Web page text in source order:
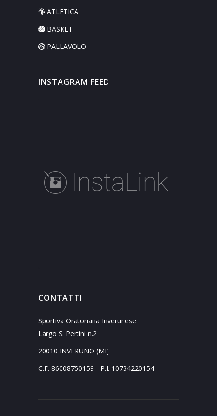
ATLETICA
BASKET
PALLAVOLO
INSTAGRAM FEED
CONTATTI
Sportiva Oratoriana Inverunese
Largo S. Pertini n.2
20010 INVERUNO (MI)
C.F. 86008750159 - P.I. 10734220154